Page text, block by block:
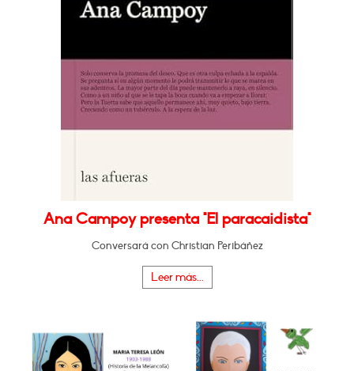
Ana Campoy presenta "El paracaidista"
Conversará con Christian Peribáñez
Leer más...